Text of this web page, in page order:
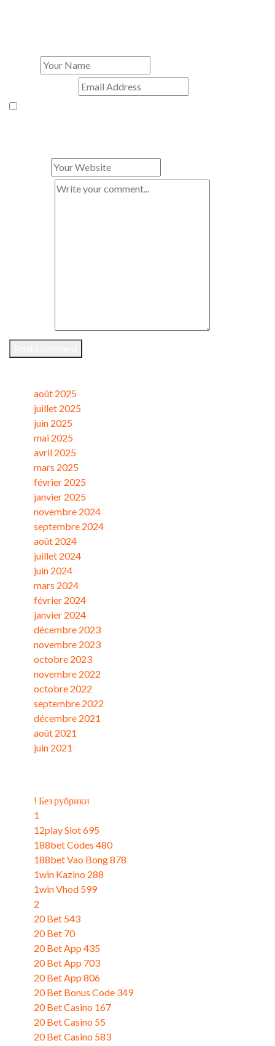
août 2025
juillet 2025
juin 2025
mai 2025
avril 2025
mars 2025
février 2025
janvier 2025
novembre 2024
septembre 2024
août 2024
juillet 2024
juin 2024
mars 2024
février 2024
janvier 2024
décembre 2023
novembre 2023
octobre 2023
novembre 2022
octobre 2022
septembre 2022
décembre 2021
août 2021
juin 2021
! Без рубрики
1
12play Slot 695
188bet Codes 480
188bet Vao Bong 878
1win Kazino 288
1win Vhod 599
2
20 Bet 543
20 Bet 70
20 Bet App 435
20 Bet App 703
20 Bet App 806
20 Bet Bonus Code 349
20 Bet Casino 167
20 Bet Casino 55
20 Bet Casino 583